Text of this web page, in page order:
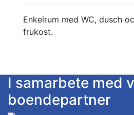
Enkelrum med WC, dusch
frukost.
I samarbete med
boendepartner